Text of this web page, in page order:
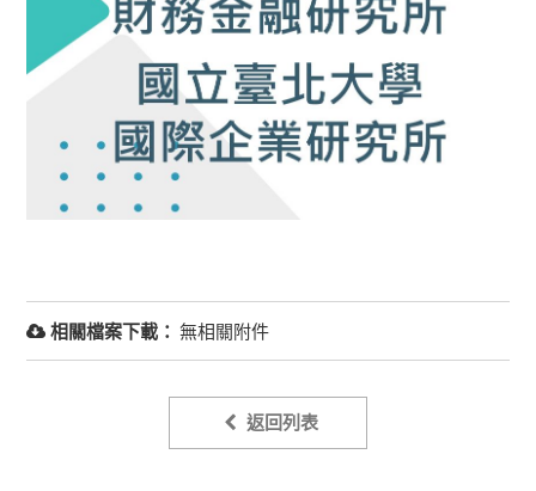
相關檔案下載： 無相關附件
返回列表